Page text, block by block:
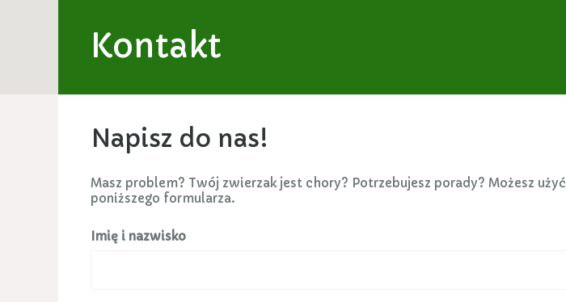
Kontakt
Napisz do nas!
Masz problem? Twój zwierzak jest chory? Potrzebujesz porady? Możesz użyć
poniższego formularza.
Imię i nazwisko